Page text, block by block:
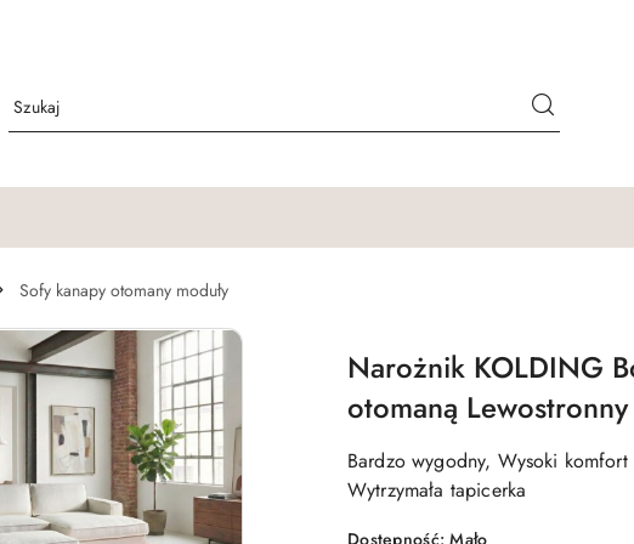
Sofy kanapy otomany moduły
Narożnik KOLDING
otomaną Lewostronny
Bardzo wygodny, Wysoki
Wytrzymała tapicerka
Dostępność:Mało